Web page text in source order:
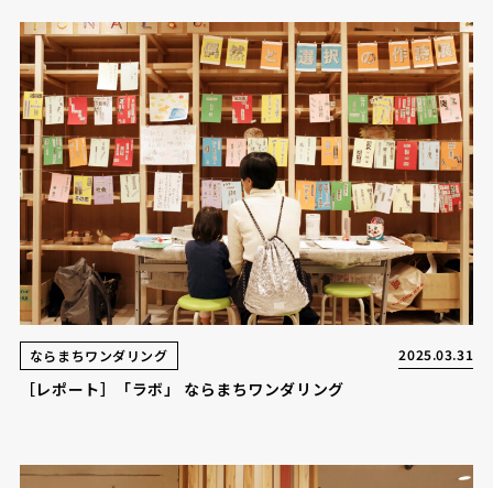
ならまちワンダリング 2025.03.31
［レポート］「ラボ」 ならまちワンダリング